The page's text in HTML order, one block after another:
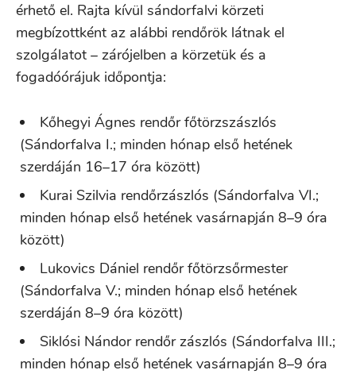
érhető el. Rajta kívül sándorfalvi körzeti
megbízottként az alábbi rendőrök látnak el
szolgálatot – zárójelben a körzetük és a
fogadóórájuk időpontja:
Kőhegyi Ágnes rendőr főtörzszászlós
(Sándorfalva I.; minden hónap első hetének
szerdáján 16–17 óra között)
Kurai Szilvia rendőrzászlós (Sándorfalva VI.;
minden hónap első hetének vasárnapján 8–9 óra
között)
Lukovics Dániel rendőr főtörzsőrmester
(Sándorfalva V.; minden hónap első hetének
szerdáján 8–9 óra között)
Siklósi Nándor rendőr zászlós (Sándorfalva III.;
minden hónap első hetének vasárnapján 8–9 óra